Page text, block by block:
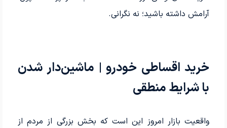
آرامش داشته باشید؛ نه نگرانی.
خرید اقساطی خودرو | ماشین‌دار شدن
با شرایط منطقی
واقعیت بازار امروز این است که بخش بزرگی از مردم از